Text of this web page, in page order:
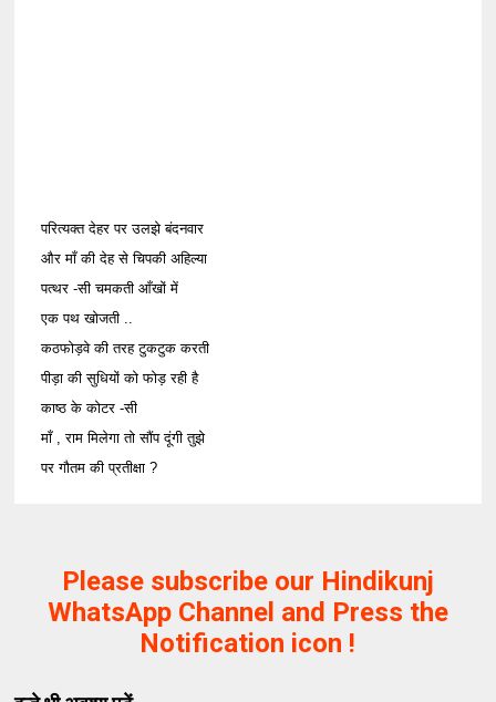
परित्यक्त देहर पर उलझे बंदनवार
और माँ की देह से चिपकी अहिल्या
पत्थर -सी चमकती आँखों में
एक पथ खोजती ..
कठफोड़वे की तरह टुकटुक करती
पीड़ा की सुधियों को फोड़ रही है
काष्ठ के कोटर -सी
माँ , राम मिलेगा तो सौंप दूंगी तुझे
पर गौतम की प्रतीक्षा ?
Please subscribe our Hindikunj
WhatsApp Channel and Press the
Notification icon !